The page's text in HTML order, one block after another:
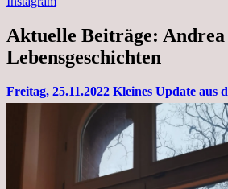
Aktuelle Beiträge: Andrea
Lebensgeschichten
Freitag, 25.11.2022 Kleines Update aus